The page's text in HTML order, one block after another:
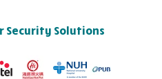
Security Solutions